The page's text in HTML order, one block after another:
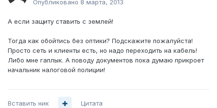
Опубликовано 8 марта, 2013
А если защиту ставить с землей!
Тогда как обойтись без оптики? Подскажите пожалуйста!
Просто сеть и клиенты есть, но надо переходить на кабель!
Либо мне гаплык. А поводу документов пока думаю прикроет
начальник налоговой полиции!
Вставить ник Цитата